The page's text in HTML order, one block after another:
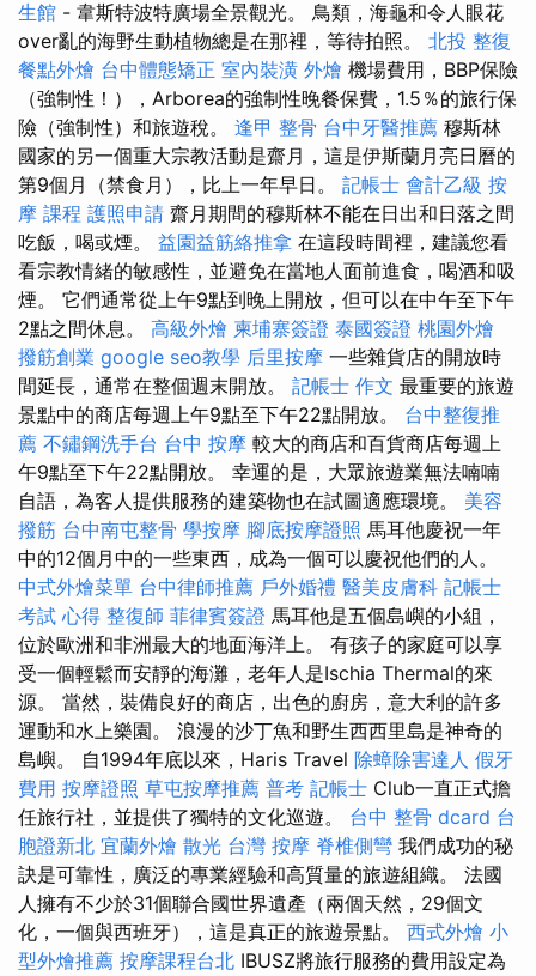
生館 - 韋斯特波特廣場全景觀光。 鳥類，海龜和令人眼花
over亂的海野生動植物總是在那裡，等待拍照。 北投 整復
餐點外燴 台中體態矯正 室內裝潢 外燴 機場費用，BBP保險
（強制性！），Arborea的強制性晚餐保費，1.5％的旅行保
險（強制性）和旅遊稅。 逢甲 整骨 台中牙醫推薦 穆斯林
國家的另一個重大宗教活動是齋月，這是伊斯蘭月亮日曆的
第9個月（禁食月），比上一年早日。 記帳士 會計乙級 按
摩 課程 護照申請 齋月期間的穆斯林不能在日出和日落之間
吃飯，喝或煙。 益園益筋絡推拿 在這段時間裡，建議您看
看宗教情緒的敏感性，並避免在當地人面前進食，喝酒和吸
煙。 它們通常從上午9點到晚上開放，但可以在中午至下午
2點之間休息。 高級外燴 柬埔寨簽證 泰國簽證 桃園外燴
撥筋創業 google seo教學 后里按摩 一些雜貨店的開放時
間延長，通常在整個週末開放。 記帳士 作文 最重要的旅遊
景點中的商店每週上午9點至下午22點開放。 台中整復推
薦 不鏽鋼洗手台 台中 按摩 較大的商店和百貨商店每週上
午9點至下午22點開放。 幸運的是，大眾旅遊業無法喃喃
自語，為客人提供服務的建築物也在試圖適應環境。 美容
撥筋 台中南屯整骨 學按摩 腳底按摩證照 馬耳他慶祝一年
中的12個月中的一些東西，成為一個可以慶祝他們的人。
中式外燴菜單 台中律師推薦 戶外婚禮 醫美皮膚科 記帳士
考試 心得 整復師 菲律賓簽證 馬耳他是五個島嶼的小組，
位於歐洲和非洲最大的地面海洋上。 有孩子的家庭可以享
受一個輕鬆而安靜的海灘，老年人是Ischia Thermal的來
源。 當然，裝備良好的商店，出色的廚房，意大利的許多
運動和水上樂園。 浪漫的沙丁魚和野生西西里島是神奇的
島嶼。 自1994年底以來，Haris Travel 除蟑除害達人 假牙
費用 按摩證照 草屯按摩推薦 普考 記帳士 Club一直正式擔
任旅行社，並提供了獨特的文化巡遊。 台中 整骨 dcard 台
胞證新北 宜蘭外燴 散光 台灣 按摩 脊椎側彎 我們成功的秘
訣是可靠性，廣泛的專業經驗和高質量的旅遊組織。 法國
人擁有不少於31個聯合國世界遺產（兩個天然，29個文
化，一個與西班牙），這是真正的旅遊景點。 西式外燴 小
型外燴推薦 按摩課程台北 IBUSZ將旅行服務的費用設定為